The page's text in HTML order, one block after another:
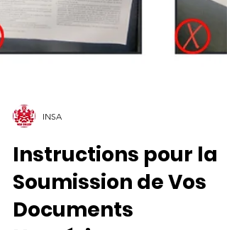
INSA
Instructions pour la
Soumission de Vos